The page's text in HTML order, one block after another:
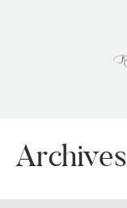
Archives
PORTFOLIO